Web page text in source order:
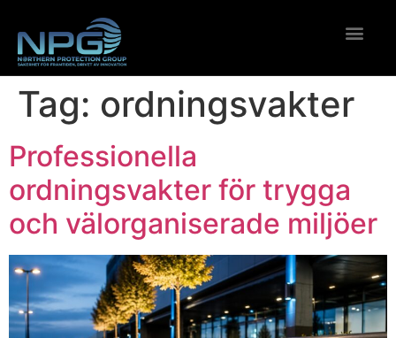
tag: ordningsvakter
professionella
ordningsvakter för trygga
och välorganiserade miljöer